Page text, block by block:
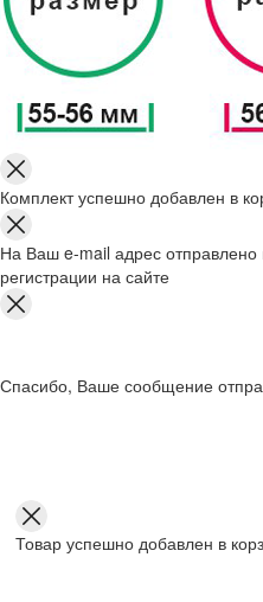
Комплект успешно добавлен в
На Ваш e-mail адрес
регистрации на сайте
Спасибо, Ваше сообщение
Товар успешно добавлен в